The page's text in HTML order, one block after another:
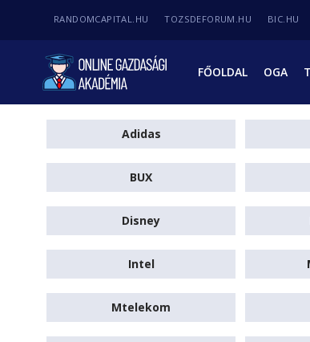
RANDOMCAPITAL.HU TOZSDEFORUM.HU BIC.HU
FŐOLDAL OGA
Adidas
BUX
Disney
Intel
Mtelekom